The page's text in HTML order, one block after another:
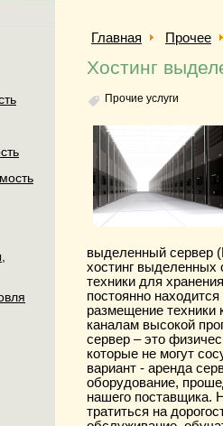
Главная Прочее
Хостинг
Прочие услуги
выделенный сервер
хостинг выделенных
техники для
постоянно
размещение техники
каналам высокой
сервер – это
которые не могут
вариант - аренда
оборудование,
нашего поставщика.
тратиться на